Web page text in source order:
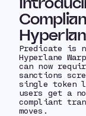
Predicate is
Hyperlane
can now
sanctions
single token
users get a
compliant
moves.